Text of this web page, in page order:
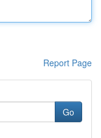
Report Page
Go